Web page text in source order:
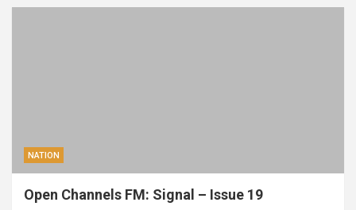
NATION
Open Channels FM: Signal – Issue 19